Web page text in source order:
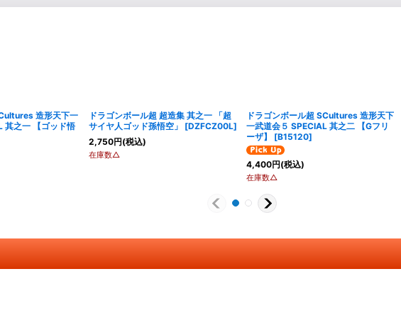
造形天下一
其之一 【ゴッド悟
ドラゴンボール超 超造集 其之一 「超
サイヤ人ゴッド孫悟空」
[DZFCZ00L]
2,750円(税込)
在庫数△
ドラゴンボール超 SCultures 造形天下
一武道会５ SPECIAL 其之二 【Gフリ
ーザ】
[B15120]
4,400円(税込)
在庫数△